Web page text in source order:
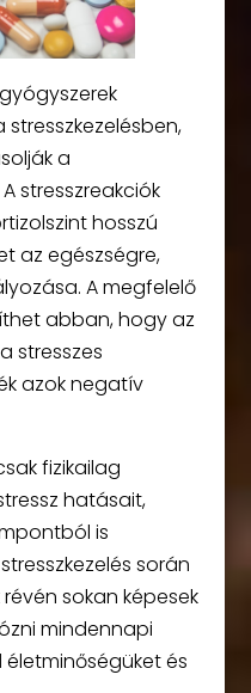
a
stresszreakciók
hosszú
az egészségre,
A megfelelő
abban, hogy az
stresszes
azok negatív
fizikailag
hatásait,
is
során
sokan képesek
mindennapi
életminőségüket és